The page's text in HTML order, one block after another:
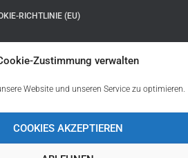
Zustimmung verwalten
Website und unseren Service zu optimieren.
COOKIES AKZEPTIEREN
RICHTLINIE (EU)